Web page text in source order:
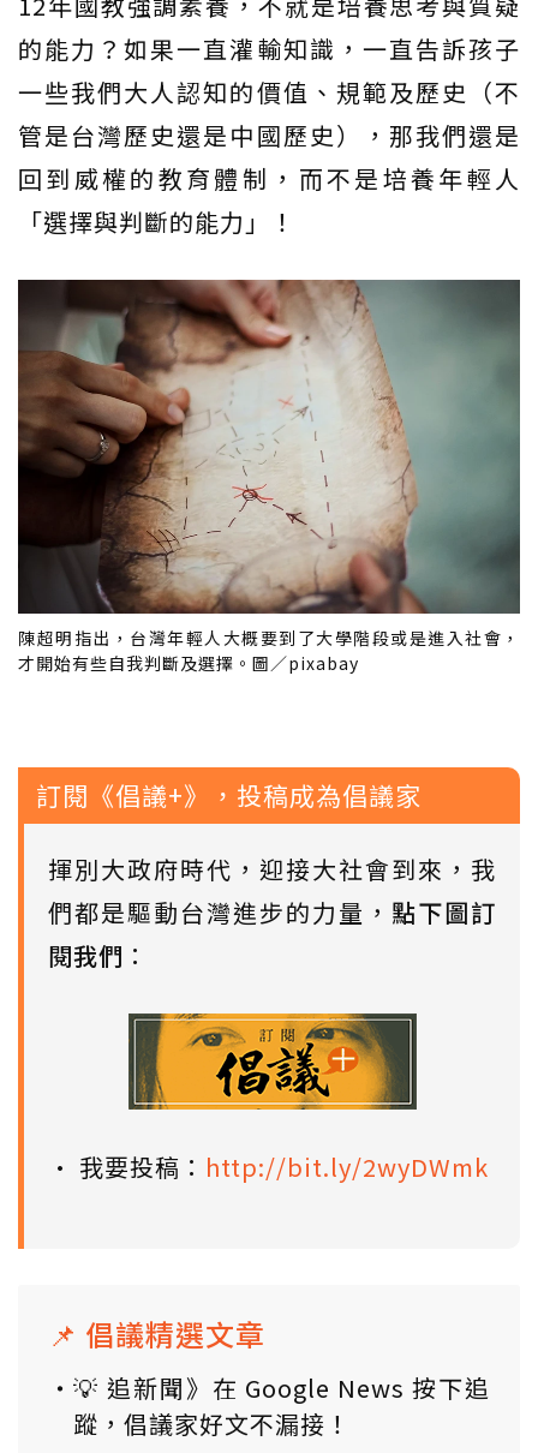
的能力？如果一直灌輸知識，一直告訴孩子
一些我們大人認知的價值、規範及歷史（不
管是台灣歷史還是中國歷史），那我們還是
回到威權的教育體制，而不是培養年輕人
「選擇與判斷的能力」！
陳超明指出，台灣年輕人大概要到了大學階段或是進入社會，
才開始有些自我判斷及選擇。圖／pixabay
訂閱《倡議+》，投稿成為倡議家
揮別大政府時代，迎接大社會到來，我
們都是驅動台灣進步的力量， 點下圖訂
閱我們 ：
• 我要投稿： http://bit.ly/2wyDWmk
📌 倡議精選文章
💡 追新聞》在 Google News 按下追
蹤，倡議家好文不漏接！